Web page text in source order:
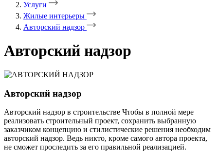
Услуги
Жилые интерьеры
Авторский надзор
Авторский надзор
Авторский надзор
Авторский надзор в строительстве Чтобы в полной мере
реализовать строительный проект, сохранить выбранную
заказчиком концепцию и стилистические решения необходим
авторский надзор. Ведь никто, кроме самого автора проекта,
не сможет проследить за его правильной реализацией.